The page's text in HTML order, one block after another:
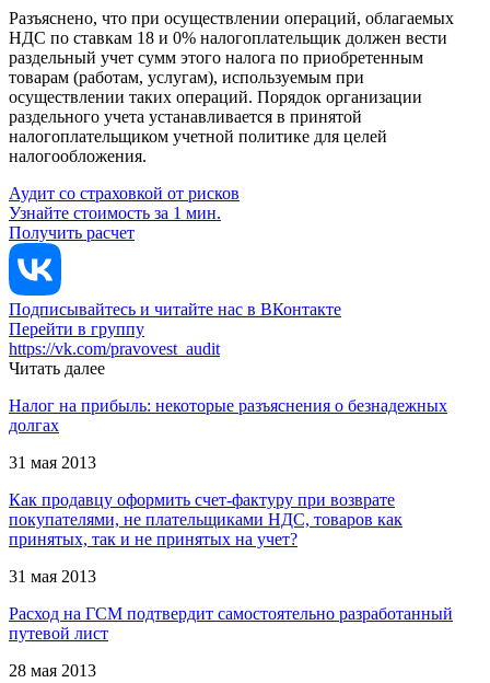
Разъяснено, что при осуществлении операций, облагаемых
НДС по ставкам 18 и 0% налогоплательщик должен вести
раздельный учет сумм этого налога по приобретенным
товарам (работам, услугам), используемым при
осуществлении таких операций. Порядок организации
раздельного учета устанавливается в принятой
налогоплательщиком учетной политике для целей
налогообложения.
Аудит со страховкой от рисков
Узнайте стоимость за 1 мин.
Получить расчет
Подписывайтесь и читайте нас в ВКонтакте
Перейти в группу
https://vk.com/pravovest_audit
Читать далее
Налог на прибыль: некоторые разъяснения о безнадежных
долгах
31 мая 2013
Как продавцу оформить счет-фактуру при возврате
покупателями, не плательщиками НДС, товаров как
принятых, так и не принятых на учет?
31 мая 2013
Расход на ГСМ подтвердит самостоятельно разработанный
путевой лист
28 мая 2013